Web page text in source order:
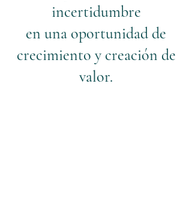
incertidumbre
en una oportunidad de
crecimiento y creación de
valor.